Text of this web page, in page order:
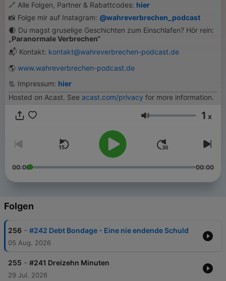
🔗 Alle Folgen, Partner & Rabattcodes: hier
📸 Folge mir auf Instagram: @wahreverbrechen_podcast
🌒 Du magst gruselige Geschichten zum Einschlafen? Hör rein:
„Paranormale Verbrechen“
📬 Kontakt: kontakt@wahreverbrechen-podcast.de
🌎 www.wahreverbrechen-podcast.de
📃 Impressum: hier
Hosted on Acast. See acast.com/privacy for more information.
Lautstärke 1 x
00:00 00:00
Folgen
256 - #242 Debt Bondage - Eine nie endende Schuld
05 Aug. 2026
255 - #241 Dreizehn Minuten
29 Jul. 2026